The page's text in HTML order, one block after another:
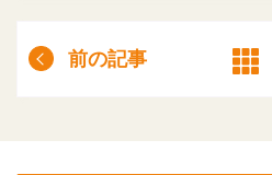
前の記事